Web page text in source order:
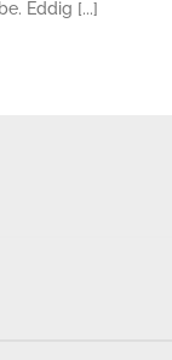
Eddig [...]